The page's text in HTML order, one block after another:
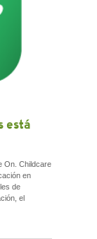
está
On. Childcare
en
de
el